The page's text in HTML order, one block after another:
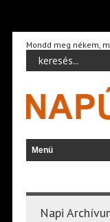
Mondd meg nékem,
Napi